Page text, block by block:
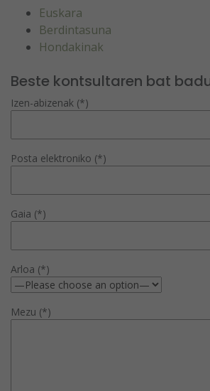
Euskara
Berdintasuna
Hondakinak
Beste kontsultaren bat
Izen-abizenak (*)
Posta elektroniko (*)
Gaia (*)
Arloa (*)
Mezu (*)